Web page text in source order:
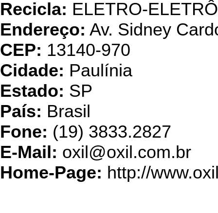
Recicla: ELETRO-
Endereço: Av. Sidney
CEP: 13140-970
Cidade: Paulínia
Estado: SP
País: Brasil
Fone: (19) 3833.2827
E-Mail: oxil@oxil.com.br
Home-Page: http://